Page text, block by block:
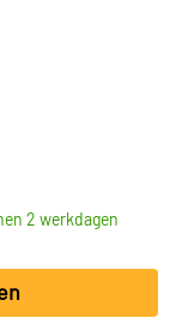
2 werkdagen